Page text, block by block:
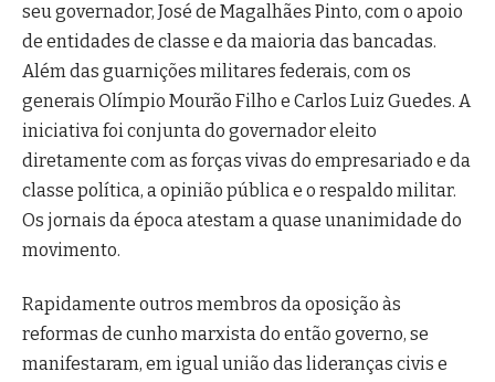
seu governador, José de Magalhães Pinto, com o apoio
de entidades de classe e da maioria das bancadas.
Além das guarnições militares federais, com os
generais Olímpio Mourão Filho e Carlos Luiz Guedes. A
iniciativa foi conjunta do governador eleito
diretamente com as forças vivas do empresariado e da
classe política, a opinião pública e o respaldo militar.
Os jornais da época atestam a quase unanimidade do
movimento.
Rapidamente outros membros da oposição às
reformas de cunho marxista do então governo, se
manifestaram, em igual união das lideranças civis e